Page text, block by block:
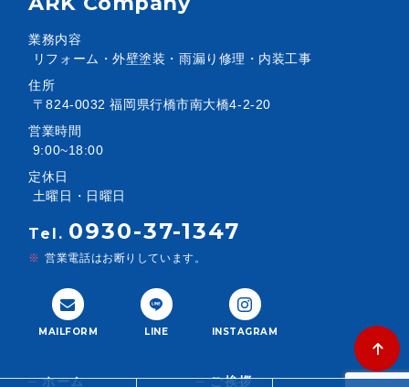
業務内容
リフォーム・外壁塗装・雨漏り修理・内装工事
住所
〒824-0032 福岡県行橋市南大橋4-2-20
営業時間
9:00~18:00
定休日
土曜日・日曜日
Tel. 0930-37-1347
営業電話はお断りしています。
MAILFORM LINE INSTAGRAM
ホーム ご挨拶